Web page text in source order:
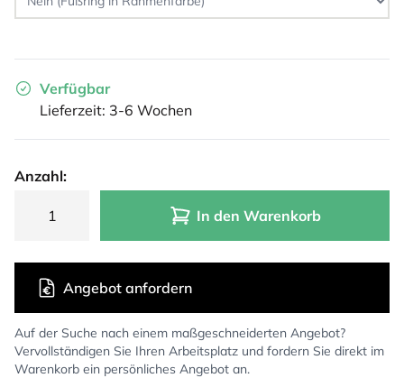
Verfügbar
Lieferzeit: 3-6 Wochen
Anzahl:
In den Warenkorb
Auf der Suche nach einem maßgeschneiderten Angebot?
Vervollständigen Sie Ihren Arbeitsplatz und fordern Sie direkt im
Warenkorb ein persönliches Angebot an.
Angebot anfordern